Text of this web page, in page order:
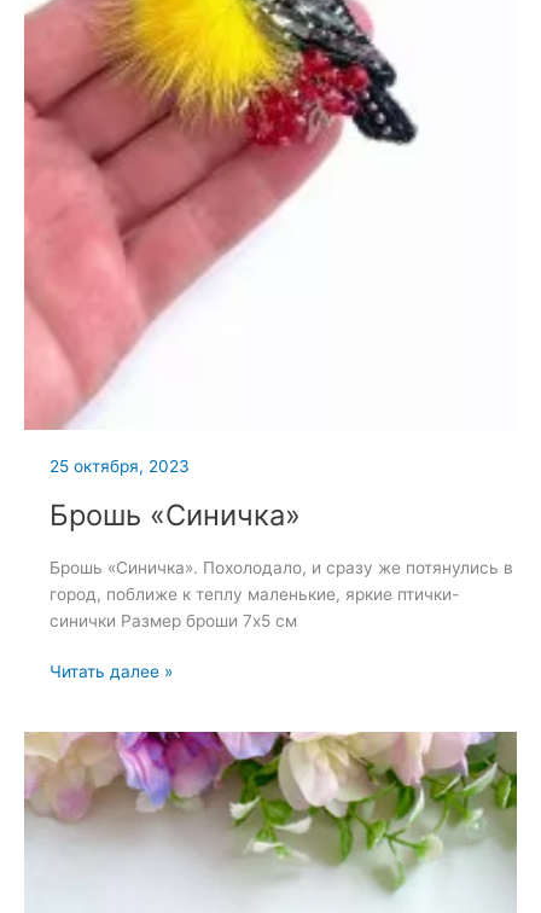
25 октября, 2023
Брошь «Синичка»
Брошь «Синичка». Похолодало, и сразу же потянулись в
город, поближе к теплу маленькие, яркие птички-
синички Размер броши 7х5 см
Брошь
Читать далее »